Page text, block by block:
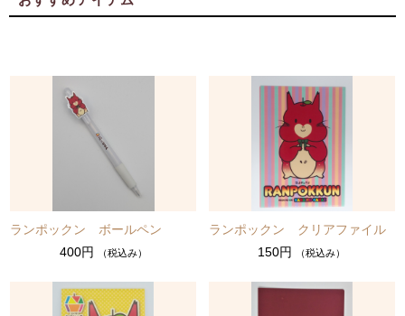
ランポックン ボールペン
400円
（税込み）
ランポックン クリアファイル
150円
（税込み）